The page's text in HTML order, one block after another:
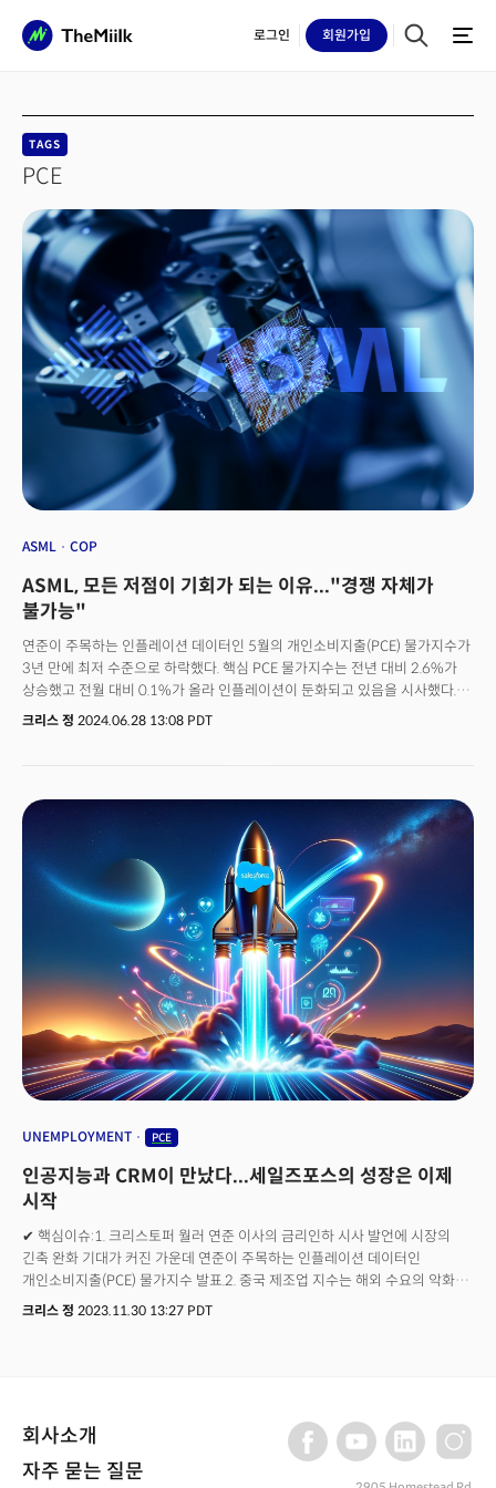
로그인 회원가입
TAGS
PCE
ASML COP
ASML, 모든 저점이 기회가 되는 이유..."경쟁 자체가
불가능"
연준이 주목하는 인플레이션 데이터인 5월의 개인소비지출(PCE) 물가지수가
3년 만에 최저 수준으로 하락했다. 핵심 PCE 물가지수는 전년 대비 2.6%가
상승했고 전월 대비 0.1%가 올라 인플레이션이 둔화되고 있음을 시사했다.
헤드라인 지표 역시 월간 변화 없이 연간 2.6%가 올라 전체적으로 물가 상승
더 가까워지면서 금리인하에 대한 기대는 더 커졌다. 메리 데일리 샌프란 연은
총재는 "인플레이션이 점차 둔화되고 있다."고 밝히며 "기업과 가계에
긍정적인 영향을 미칠 것."이라 전망했다.한편 개인소득은 예상보다 나은 전월
대비 0.5%가 상승해 경제가 여전히 견고한 펀더멘탈을 유지하고 있음을
시사했다. 다만 개인소비는 예상을 하회한 전월 대비 0.2%가 올라 소비자들의
지출이 점점 신중해지고 있는 것으로 관측된다.시장은 월가의 전망을
대체적으로 부합한 인플레이션 데이터에 긍정적인 반응을 보였다. 주가
지수는 회복했고 국채 수익률은 하락하며 연준의 금리인하에 대한 기대를
드러냈다. 연준은 올해 한 번의 금리인하 가능성을 제시해지만 시장은 올해
9월부터 두 번의 금리인하 가능성에 베팅하고 있다.
크리스 정 2024.06.28 13:08 PDT
UNEMPLOYMENT PCE
인공지능과 CRM이 만났다...세일즈포스의 성장은 이제
시작
✔ 핵심이슈:1. 크리스토퍼 월러 연준 이사의 금리인하 시사 발언에 시장의
긴축 완화 기대가 커진 가운데 연준이 주목하는 인플레이션 데이터인
개인소비지출(PCE) 물가지수 발표.2. 중국 제조업 지수는 해외 수요의 악화로
인해 두 달 연속 경기위축 영역으로 하락. 중국 통계청이 발표한 11월 제조업
인플레이션 데이터의 하락 추세에 연준의 긴축 사이클 종료에 대한 기대가
유지되며 다우지수가 500포인트 이상 상승하며 올해 최고가를 기록했으나
나스닥은 차익실현 매도세가 나타나며 하락. (다우 +1.47%, S&P500
크리스 정 2023.11.30 13:27 PDT
회사소개
자주 묻는 질문